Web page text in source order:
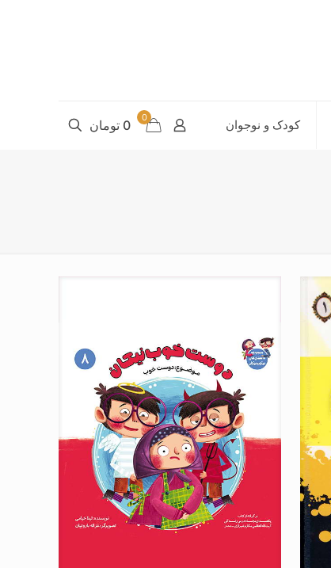
کودک و نوجوان 0 0 تومان